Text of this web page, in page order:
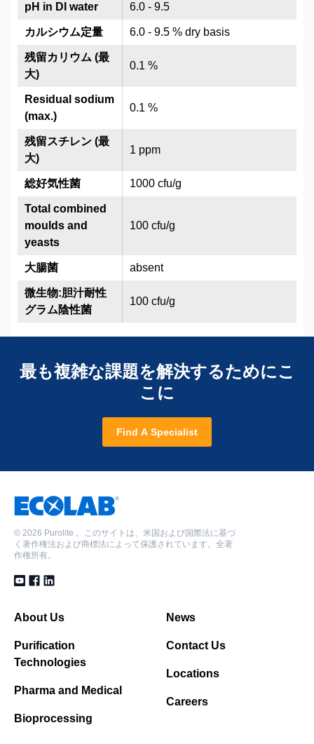
6.0 - 9.5
6.0 - 9.5 % dry basis
0.1 %
0.1 %
1 ppm
1000 cfu/g
100 cfu/g
absent
100 cfu/g
pH in DI water
カルシウム定量
残留カリウム (最
大)
Residual sodium
(max.)
残留スチレン (最
大)
総好気性菌
Total combined
moulds and
yeasts
大腸菌
微生物:胆汁耐性
グラム陰性菌
最も複雑な課題を解決するためにこ
こに
Find A Specialist
© 2026 Purolite 。このサイトは、米国および国際法に基づ
く著作権法および商標法によって保護されています。全著
作権所有。
About Us
Purification
Technologies
Pharma and Medical
Bioprocessing
News
Contact Us
Locations
Careers